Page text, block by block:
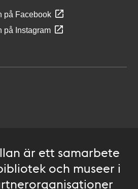
på Facebook
på Instagram
är ett samarbete
och museer i